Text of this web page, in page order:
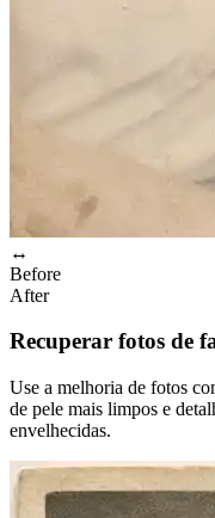
↔
Before
After
Recuperar fotos de
Use a melhoria de fotos
de pele mais limpos e
envelhecidas.